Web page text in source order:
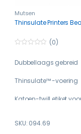
Mutsen
Thinsulate Printers
u
f
(0)
Dubbellaags gebreid
Thinsulate™ -voering
Katoen-twill etiket
SKU: 094.69